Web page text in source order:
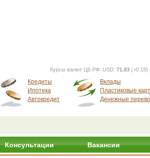
Курсы валют ЦБ РФ: USD: 71.83 (+0.15)
Кредиты
Ипотека
Автокредит
Вклады
Пластиковые
Денежные
Консультации Вакансии